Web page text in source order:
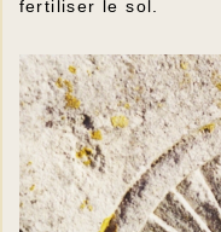
fertiliser le sol.